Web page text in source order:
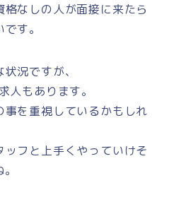
なしの人が面接に来たら
す。
況ですが、
人もあります。
を重視しているかもしれ
フと上手くやっていけそ